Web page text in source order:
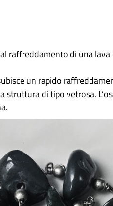
raffreddamento di una
un rapido
di tipo vetrosa.